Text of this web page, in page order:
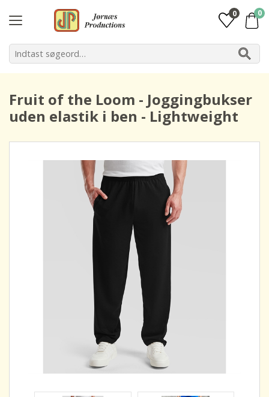
0 0
Fruit of the Loom - Joggingbukser
uden elastik i ben - Lightweight